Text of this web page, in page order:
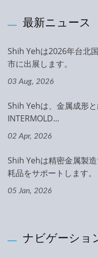
最新ニュース
Shih Yehは2026年台北
市に出展します。
03 Aug, 2026
Shih Yehは、金属成形
INTERMOLD...
02 Apr, 2026
Shih Yehは精密金属製
耗品をサポートします。
05 Jan, 2026
ナビゲーショ